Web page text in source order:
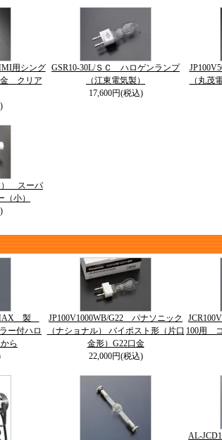
用シング
金 クリア
GSR10-30L/ＳＣ ハロゲンランプ
（江東電気製）
17,600円(税込)
（丸茂
） スーパ
小）
製
ー付ハロ
ら
JP100V1000WB/G22 パナソニック
（ナショナル） バイポスト形（片口
金形）G22口金
22,000円(税込)
100用
AL-